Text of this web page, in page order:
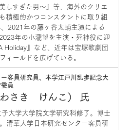
しすぎた男～』等、海外のクリエ
積極的かつコンスタントに取り組
2021年の藤ヶ谷太輔主演による
年の小瀧望を主演・死神役に迎
Holiday』など、近年は宝塚歌劇団
ィールドを広げている。
客員研究員、本学江戸川乱歩記念大
員
さき けんこ） 氏
大学大学院文学研究科修了。博士
清華大学日本研究センター客員研